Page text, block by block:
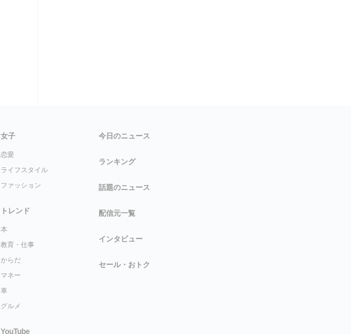
女子
恋愛
ライフスタイル
ファッション
トレンド
本
教育・仕事
からだ
マネー
車
グルメ
YouTube
今日のニュース
ランキング
話題のニュース
配信元一覧
インタビュー
セール・おトク